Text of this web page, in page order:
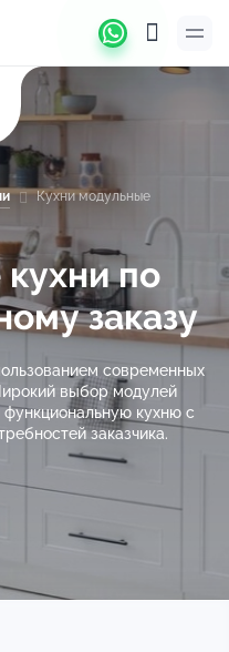
Кухни модульные
по
заказу
современных
выбор модулей
функциональную кухню с
заказчика.